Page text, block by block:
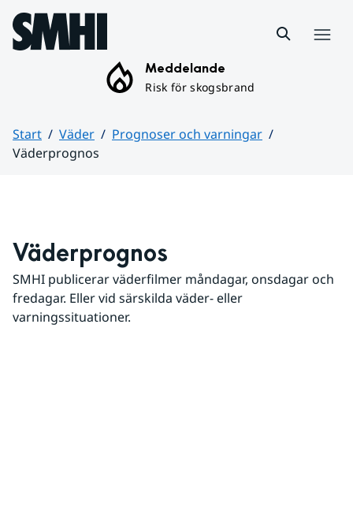
Hoppa till sidans innehåll
Meddelande
Risk för skogsbrand
Start Väder
Prognoser och varningar
Väderprognos
Väderprognos
SMHI publicerar väderfilmer måndagar, onsdagar och
fredagar. Eller vid särskilda väder- eller
varningssituationer.